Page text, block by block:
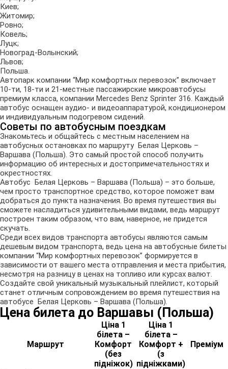
Киев;
Житомир;
Ровно;
Ковель;
Луцк;
Новоград-Волынский;
Львов;
Польша.
Автопарк компании “Мир комфортных перевозок” включает
10-ти, 18-ти и 21-местные пассажирские микроавтобусы
премиум класса, компании Mercedes Benz Sprinter 316. Каждый
автобус оснащен аудио- и видеоаппаратурой, кондиционером
и индивидуальным подогревом сидений.
Советы по автобусным поездкам
Знакомьтесь и общайтесь с местным населением на
автобусных остановках по маршруту Белая Церковь –
Варшава (Польша). Это самый простой способ получить
информацию об интересных и достопримечательностях и
окрестностях.
Автобус Белая Церковь – Варшава (Польша) – это больше,
чем просто транспортное средство, которое поможет вам
добраться до пункта назначения. Во время путешествия вы
сможете насладиться удивительными видами, ведь маршрут
построен таким образом, что вам, наверное, не придется
скучать.
Среди всех видов транспорта автобусы являются самым
дешевым видом транспорта, ведь цена на автобусные билеты
компании “Мир комфортных перевозок” формируется в
зависимости от вашего места отправления и места прибытия,
несмотря на разницу в ценах на топливо или курсах валют.
Создайте свой уникальный музыкальный плейлист, который
станет отличным сопровождением во время путешествия на
автобусе Белая Церковь – Варшава (Польша).
Цена билета до Варшавы (Польша)
Маршрут
Ціна 1
білета –
Комфорт
(без
підніжок)
Ціна 1
білета –
Комфорт +
(з
підніжками)
Преміум